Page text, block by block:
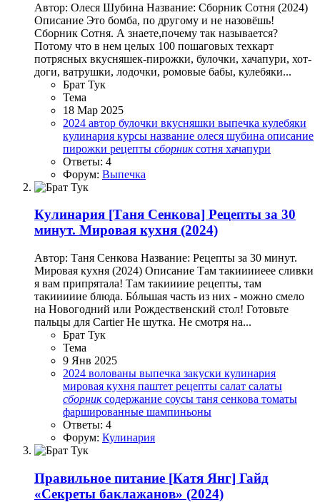
Автор: Олеся Шубина Название: Сборник Сотня (2024)
Описание Это бомба, по другому и не назовёшь!
Сборник Сотня. А знаете,почему так называется?
Потому что в нем целых 100 пошаговых техкарт
потрясных вкусняшек-пирожки, булочки, хачапури, хот-
доги, ватрушки, лодочки, ромовые бабы, кулебяки...
Брат Тук
Тема
18 Мар 2025
2024 автор булочки вкусняшки выпечка кулебяки
кулинария курсы название олеся шубина описание
пирожки рецепты сборник сотня хачапури
Ответы: 4
Форум: Выпечка
Кулинария [Таня Сенкова] Рецепты за 30
минут. Мировая кухня (2024)
Автор: Таня Сенкова Название: Рецепты за 30 минут.
Мировая кухня (2024) Описание Там такииииеее сливки
я вам припрятала! Там такиииие рецепты, там
такииииие блюда. Бóльшая часть из них - можно смело
на Новогодний или Рождественский стол! Готовьте
пальцы для Cartier Не шутка. Не смотря на...
Брат Тук
Тема
9 Янв 2025
2024 волованы выпечка закуски кулинария
мировая кухня паштет рецепты салат салаты
сборник содержание соусы таня сенкова томаты
фаршированные шампиньоны
Ответы: 4
Форум: Кулинария
Правильное питание [Катя Янг] Гайд
«Секреты баклажанов» (2024)